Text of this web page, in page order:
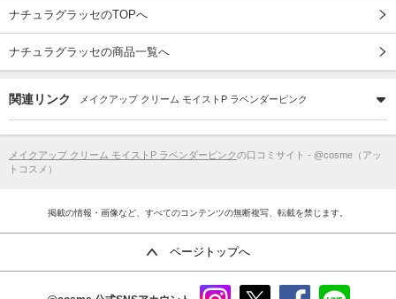
ナチュラグラッセのTOPへ
ナチュラグラッセの商品一覧へ
関連リンク メイクアップ クリーム モイストP ラベンダーピンク
メイクアップ クリーム モイストP ラベンダーピンクの口コミサイト - @cosme（アッ
トコスメ）
掲載の情報・画像など、すべてのコンテンツの無断複写、転載を禁じます。
ページトップへ